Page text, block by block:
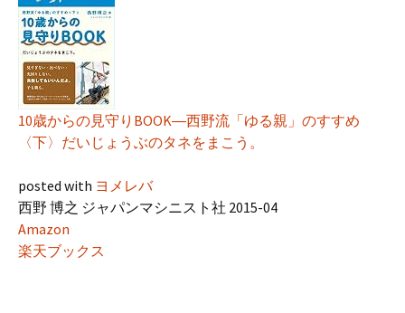
10歳からの見守りBOOK―西野流「ゆる親」のすすめ
〈下〉だいじょうぶのタネをまこう。
posted with ヨメレバ
西野 博之 ジャパンマシニスト社 2015-04
Amazon
楽天ブックス